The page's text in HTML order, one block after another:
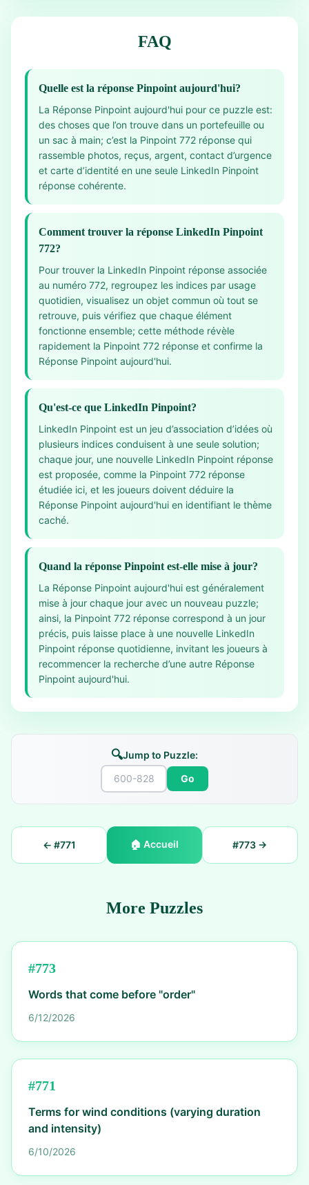
FAQ
Quelle est la réponse Pinpoint aujourd'hui?
La Réponse Pinpoint aujourd'hui pour ce puzzle est:
des choses que l’on trouve dans un portefeuille ou
un sac à main; c’est la Pinpoint 772 réponse qui
rassemble photos, reçus, argent, contact d’urgence
et carte d’identité en une seule LinkedIn Pinpoint
réponse cohérente.
Comment trouver la réponse LinkedIn Pinpoint
772?
Pour trouver la LinkedIn Pinpoint réponse associée
au numéro 772, regroupez les indices par usage
quotidien, visualisez un objet commun où tout se
retrouve, puis vérifiez que chaque élément
fonctionne ensemble; cette méthode révèle
rapidement la Pinpoint 772 réponse et confirme la
Réponse Pinpoint aujourd'hui.
Qu'est-ce que LinkedIn Pinpoint?
LinkedIn Pinpoint est un jeu d’association d’idées où
plusieurs indices conduisent à une seule solution;
chaque jour, une nouvelle LinkedIn Pinpoint réponse
est proposée, comme la Pinpoint 772 réponse
étudiée ici, et les joueurs doivent déduire la
Réponse Pinpoint aujourd'hui en identifiant le thème
caché.
Quand la réponse Pinpoint est-elle mise à jour?
La Réponse Pinpoint aujourd'hui est généralement
mise à jour chaque jour avec un nouveau puzzle;
ainsi, la Pinpoint 772 réponse correspond à un jour
précis, puis laisse place à une nouvelle LinkedIn
Pinpoint réponse quotidienne, invitant les joueurs à
recommencer la recherche d’une autre Réponse
Pinpoint aujourd'hui.
🔍Jump to Puzzle:
Go
← #771 🏠 Accueil #773 →
More Puzzles
#773
Words that come before "order"
6/12/2026
#771
Terms for wind conditions (varying duration
and intensity)
6/10/2026